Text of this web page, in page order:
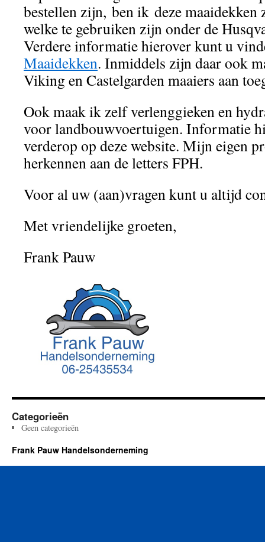
bestellen zijn, ben ik deze maaidekken
welke te gebruiken zijn onder de
Verdere informatie hierover kunt u
Maaidekken. Inmiddels zijn daar ook
Viking en Castelgarden maaiers aan
Ook maak ik zelf verlenggieken en
voor landbouwvoertuigen. Informatie
verderop op deze website. Mijn eigen
herkennen aan de letters FPH.
Voor al uw (aan)vragen kunt u altijd
Met vriendelijke groeten,
Frank Pauw
Categorieën
Geen categorieën
Frank Pauw Handelsonderneming